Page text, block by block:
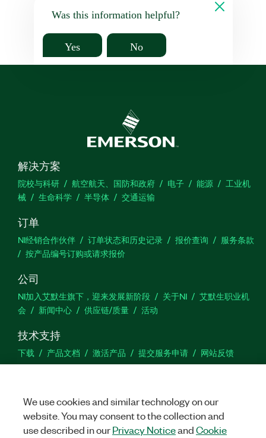
Was this information helpful?
Yes No
解决方案
院校与科研 航空航天、国防和政府 电子 能源
工业机
械
生命科学 半导体 交通运输
订单
NI经销合作伙伴 订单状态和历史记录 报价查询
服务条款
按产品编号订购或请求报价
公司
NI加入艾默生旗下，迎来发展新阶段 关于NI
艾默生职业机
会
新闻中心 供应链/质量 活动
技术支持
下载 产品文档 激活产品 提交服务申请 网站反馈
We use cookies and similar technology on our
website. You may consent to the collection and
use described in ourPrivacy NoticeandCookie